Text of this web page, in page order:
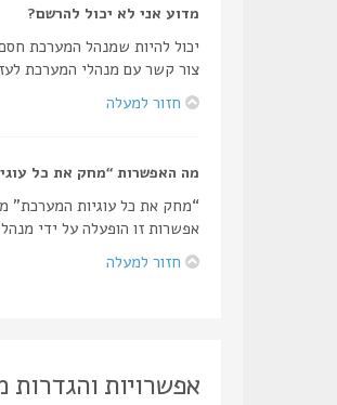
מדוע אני לא יכול להרשם?
צור קשר עם מנהלי המערכת
חזור למעלה
מה האפשרות “מחק את כל
“מחק את כל עוגיות המערכת”
אפשרות זו הופעלה על ידי
חזור למעלה
אפשרויות